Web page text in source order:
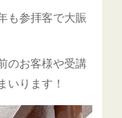
も参拝客で大賑
のお客様や受講
いります！